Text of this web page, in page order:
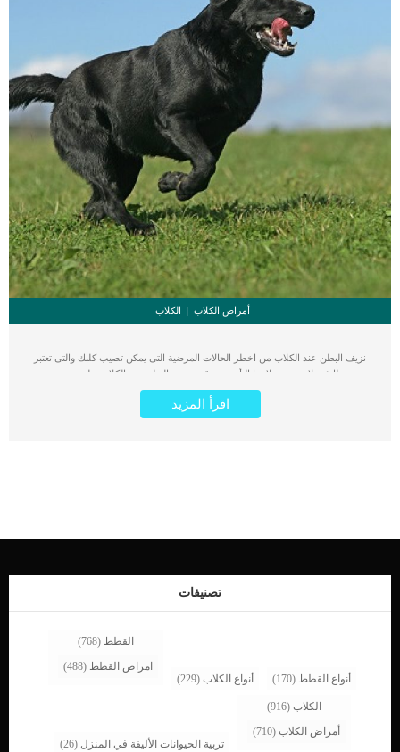
أمراض الكلاب الكلاب
نزيف البطن عند الكلاب من اخطر الحالات المرضية التى يمكن تصيب كلبك والتى تعتبر
مميتة وطارئة ولا يحتمل علاجها التأخير. يتوقف نزيف البطن عند الكلاب على مجموعة من
الاسباب, ويرتبط بمجموعة اخرى من الاعراض, سنتعرف عليها من خلال السطور التالية.
اقرأ ايضا: علاج نزيف الطحال عند الكلاب يمكننا وصف نزيف البطن بأنه حالة من فقد الدم
الموجود فى البطن ويطلق عليها اسم Hemoabdomen البطن هو المكان الأكثر شيوعًا
الحادة مثل السقوط أو […]
اقرأ المزيد
تصنيفات
أنواع القطط (170) أنواع الكلاب (229)
القطط (768)
امراض القطط (488)
الكلاب (916)
أمراض الكلاب (710)
تربية الحيوانات الأليفة في المنزل (26)